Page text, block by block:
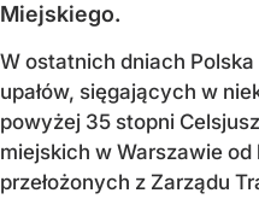
Miejskiego.
W ostatnich dniach Polska
upałów, sięgających w
powyżej 35 stopni
miejskich w Warszawie
przełożonych z Zarządu